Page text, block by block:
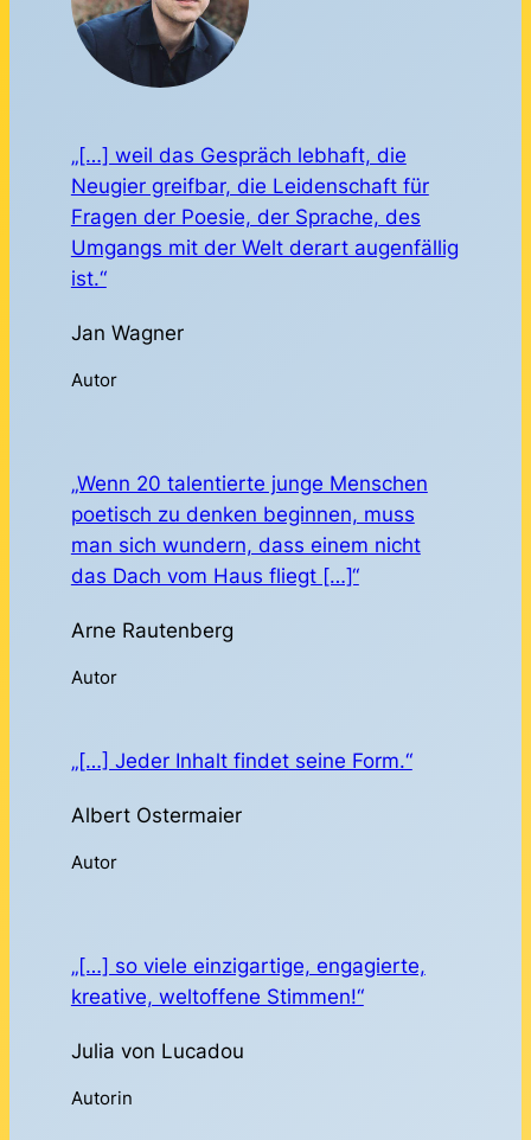
„[…] weil das Gespräch lebhaft, die
Neugier greifbar, die Leidenschaft für
Fragen der Poesie, der Sprache, des
Umgangs mit der Welt derart augenfällig
ist.“
Jan Wagner
Autor
„Wenn 20 talentierte junge Menschen
poetisch zu denken beginnen, muss
man sich wundern, dass einem nicht
das Dach vom Haus fliegt […]“
Arne Rautenberg
Autor
„[…] Jeder Inhalt findet seine Form.“
Albert Ostermaier
Autor
„[…] so viele einzigartige, engagierte,
kreative, weltoffene Stimmen!“
Julia von Lucadou
Autorin